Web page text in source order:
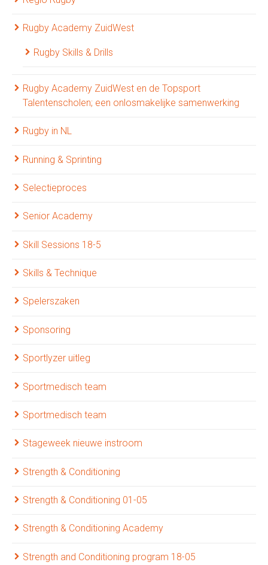
Rugby Academy ZuidWest
Rugby Skills & Drills
Rugby Academy ZuidWest en de Topsport
Talentenscholen; een onlosmakelijke samenwerking
Rugby in NL
Running & Sprinting
Selectieproces
Senior Academy
Skill Sessions 18-5
Skills & Technique
Spelerszaken
Sponsoring
Sportlyzer uitleg
Sportmedisch team
Sportmedisch team
Stageweek nieuwe instroom
Strength & Conditioning
Strength & Conditioning 01-05
Strength & Conditioning Academy
Strength and Conditioning program 18-05